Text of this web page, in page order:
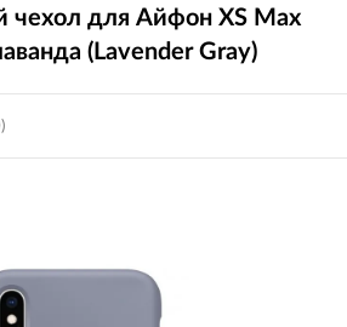
чехол для Айфон XS Max
(Lavender Gray)